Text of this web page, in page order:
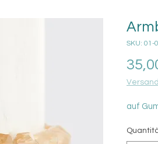
SKU: 01-
auf